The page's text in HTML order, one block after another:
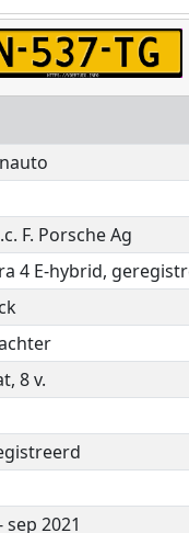
F. Porsche Ag
4 E-hybrid,
8 v.
sep 2021